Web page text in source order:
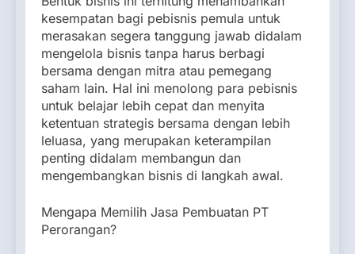
kesempatan bagi pebisnis pemula untuk
merasakan segera tanggung jawab didalam
mengelola bisnis tanpa harus berbagi
bersama dengan mitra atau pemegang
saham lain. Hal ini menolong para pebisnis
untuk belajar lebih cepat dan menyita
ketentuan strategis bersama dengan lebih
leluasa, yang merupakan keterampilan
penting didalam membangun dan
mengembangkan bisnis di langkah awal.
Mengapa Memilih Jasa Pembuatan PT
Perorangan?